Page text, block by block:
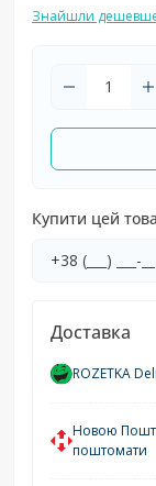
Знайшли
Купити цей
Доставка
ROZETKA
Новою
поштомати